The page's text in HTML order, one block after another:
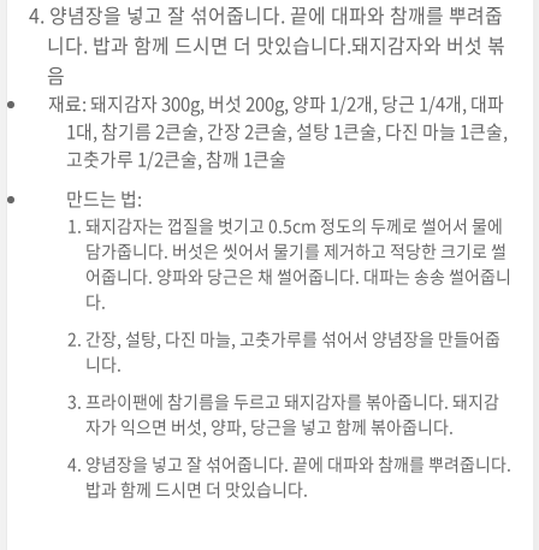
양념장을 넣고 잘 섞어줍니다. 끝에 대파와 참깨를 뿌려줍
니다. 밥과 함께 드시면 더 맛있습니다.돼지감자와 버섯 볶
음
재료: 돼지감자 300g, 버섯 200g, 양파 1/2개, 당근 1/4개, 대파
1대, 참기름 2큰술, 간장 2큰술, 설탕 1큰술, 다진 마늘 1큰술,
고춧가루 1/2큰술, 참깨 1큰술
만드는 법:
돼지감자는 껍질을 벗기고 0.5cm 정도의 두께로 썰어서 물에
담가줍니다. 버섯은 씻어서 물기를 제거하고 적당한 크기로 썰
어줍니다. 양파와 당근은 채 썰어줍니다. 대파는 송송 썰어줍니
다.
간장, 설탕, 다진 마늘, 고춧가루를 섞어서 양념장을 만들어줍
니다.
프라이팬에 참기름을 두르고 돼지감자를 볶아줍니다. 돼지감
자가 익으면 버섯, 양파, 당근을 넣고 함께 볶아줍니다.
양념장을 넣고 잘 섞어줍니다. 끝에 대파와 참깨를 뿌려줍니다.
밥과 함께 드시면 더 맛있습니다.